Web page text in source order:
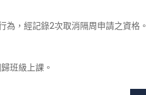
，經記錄2次取消隔周申請之資格。
班級上課。